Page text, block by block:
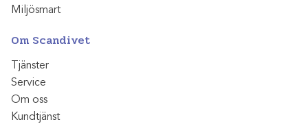
Miljösmart
Om Scandivet
Tjänster
Service
Om oss
Kundtjänst